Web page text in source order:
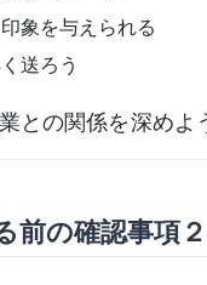
象を与えられる
送ろう
との関係を深めよ
前の確認事項